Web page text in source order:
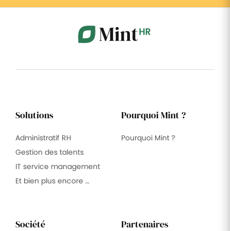
Solutions
Administratif RH
Gestion des talents
IT service management
Et bien plus encore …
Pourquoi Mint ?
Pourquoi Mint ?
Société Partenaires